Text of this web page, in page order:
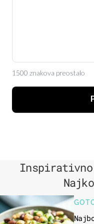
1500 znakova preostalo
Inspirativno